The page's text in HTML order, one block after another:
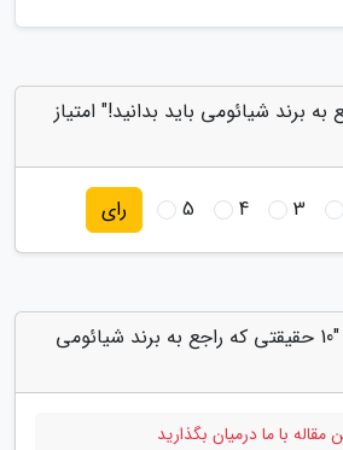
به برند شیائومی باید بدانید!" امتیاز
3
4
5 رای
دیدگاه های مرتبط با "10 حقیقتی که راجع به برند شیائومی
مقاله با ما درمیان بگذارید